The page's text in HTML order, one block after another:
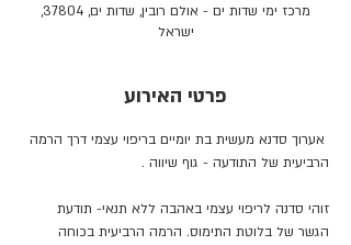
מרכז ימי שדות ים - אולם רובין, שדות ים, 37804,
ישראל
פרטי האירוע
אערוך סדנא מעשית בת יומיים בריפוי עצמי דרך הרמה
הרביעית של התודעה - גוף שיווה .
זוהי סדנה לריפוי עצמי באהבה ללא תנאי- תודעת
הגשר של בלוטת התימוס. הרמה הרביעית בכוחה